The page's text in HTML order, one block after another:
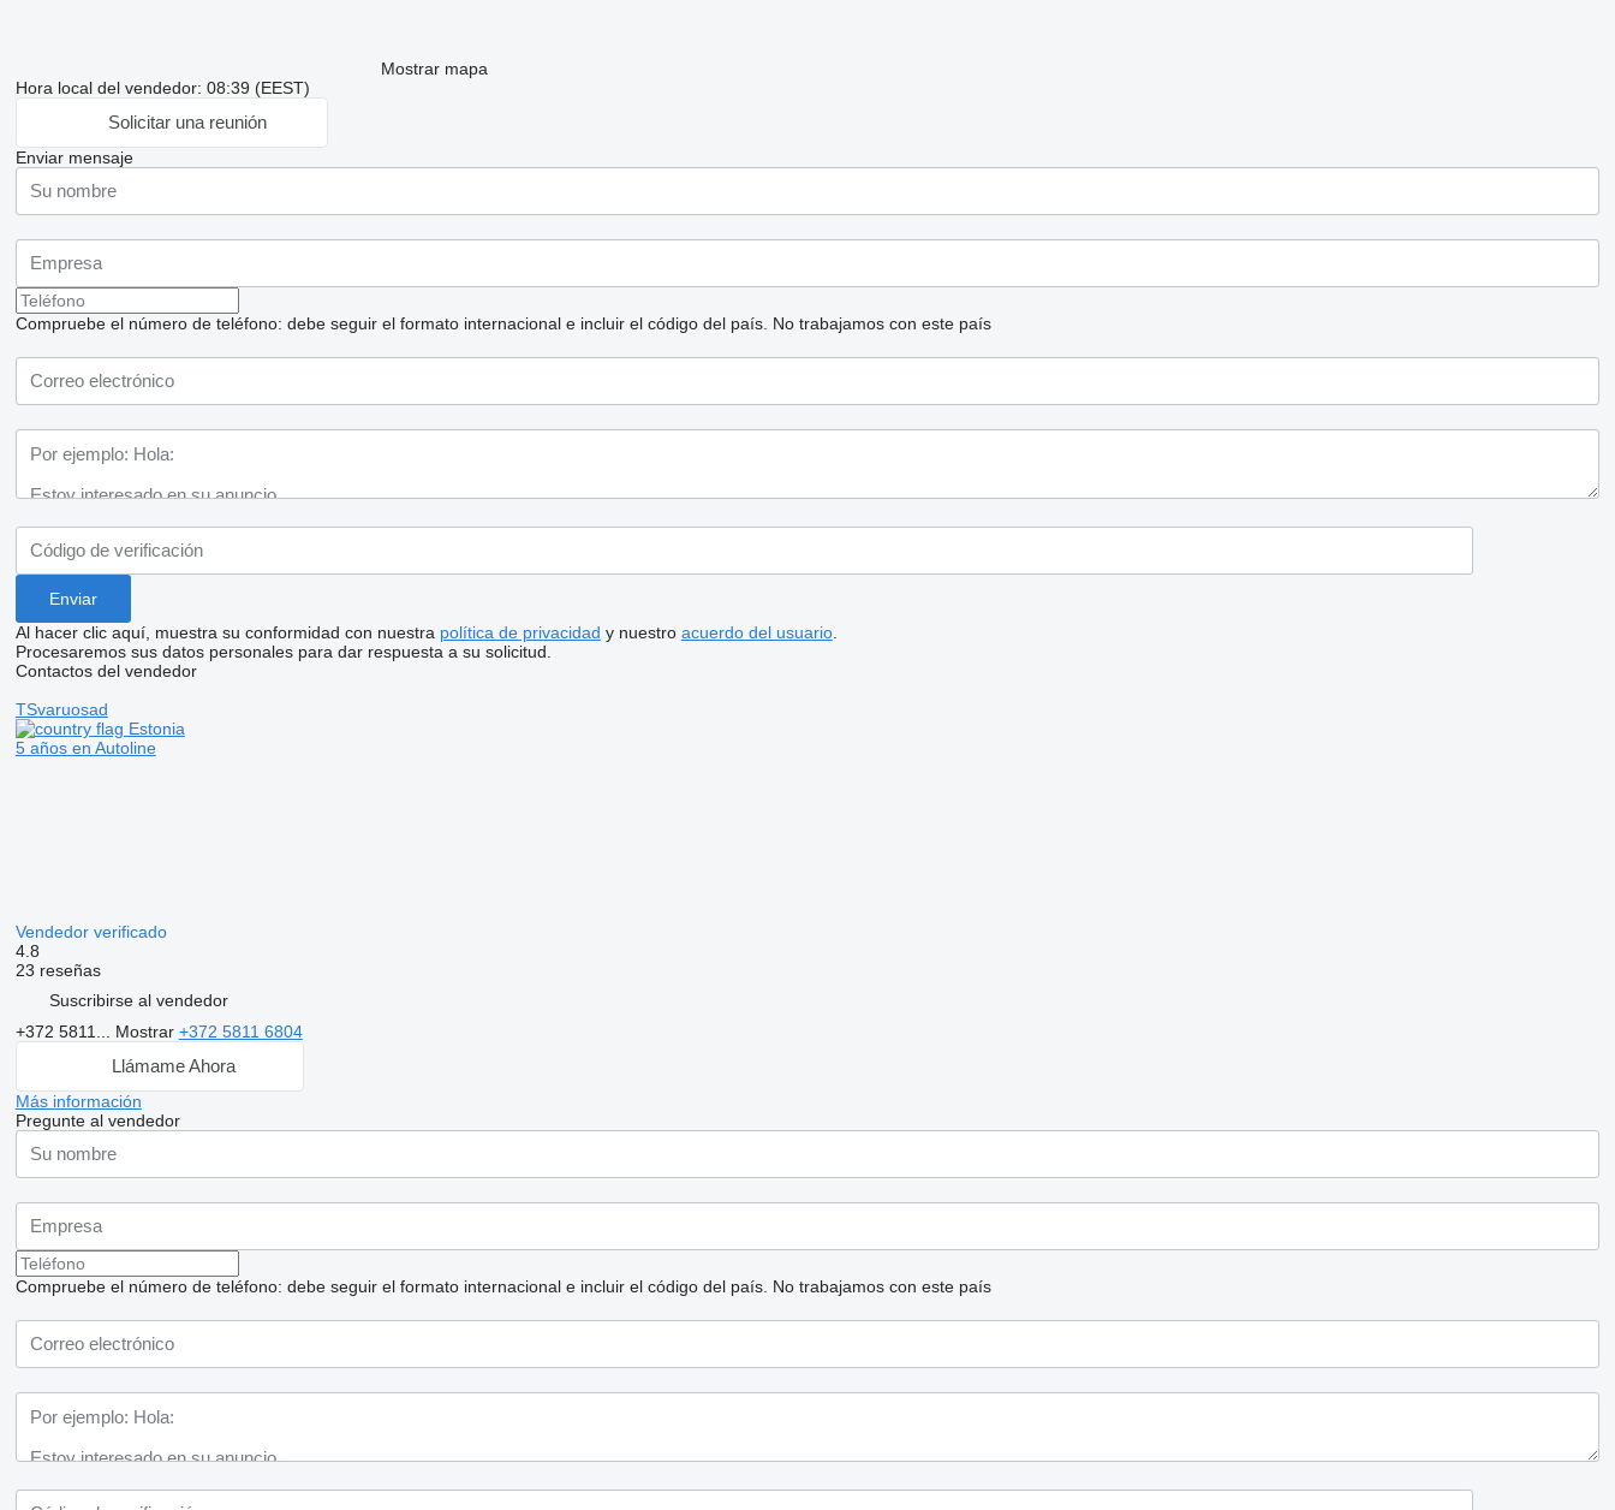
Mostrar mapa
Hora local del vendedor: 08:39 (EEST)
Solicitar una reunión
Enviar mensaje
Compruebe el número de teléfono: debe seguir el formato internacional e incluir el código del país. No trabajamos con este país
Al hacer clic aquí, muestra su conformidad con nuestra política de privacidad y nuestro acuerdo del usuario.
Procesaremos sus datos personales para dar respuesta a su solicitud.
Contactos del vendedor
TSvaruosad
Estonia
5 años en Autoline
Vendedor verificado
4.8
23 reseñas
Suscribirse al vendedor
+372 5811... Mostrar +372 5811 6804
Llámame Ahora
Más información
Pregunte al vendedor
Compruebe el número de teléfono: debe seguir el formato internacional e incluir el código del país. No trabajamos con este país